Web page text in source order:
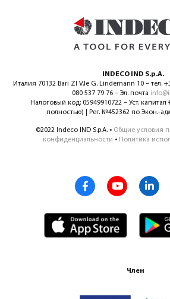
INDECO IND S.p.A.
Италия 70132 Bari ZI V.le G. Lindemann 10 – тел.
080 537 79 76 – Эл. почта
Налоговый код: 05949910722 – Уст. капитал
полностью) | Рег. №452362 по Экон.-
©2022 Indeco IND S.p.A. • Общие условия
конфиденциальности • Политика
Член